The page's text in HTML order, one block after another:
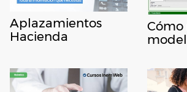
Aplazamientos
Hacienda
Cómo